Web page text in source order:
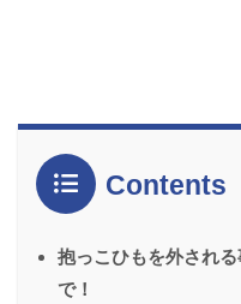
Contents
抱っこひもを外され
で！